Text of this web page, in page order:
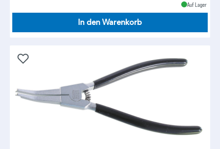
Auf Lager
In den Warenkorb